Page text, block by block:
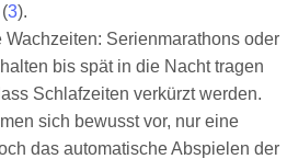
3).
Serienmarathons oder
bis spät in die Nacht tragen
Schlafzeiten verkürzt werden.
sich bewusst vor, nur eine
das automatische Abspielen der